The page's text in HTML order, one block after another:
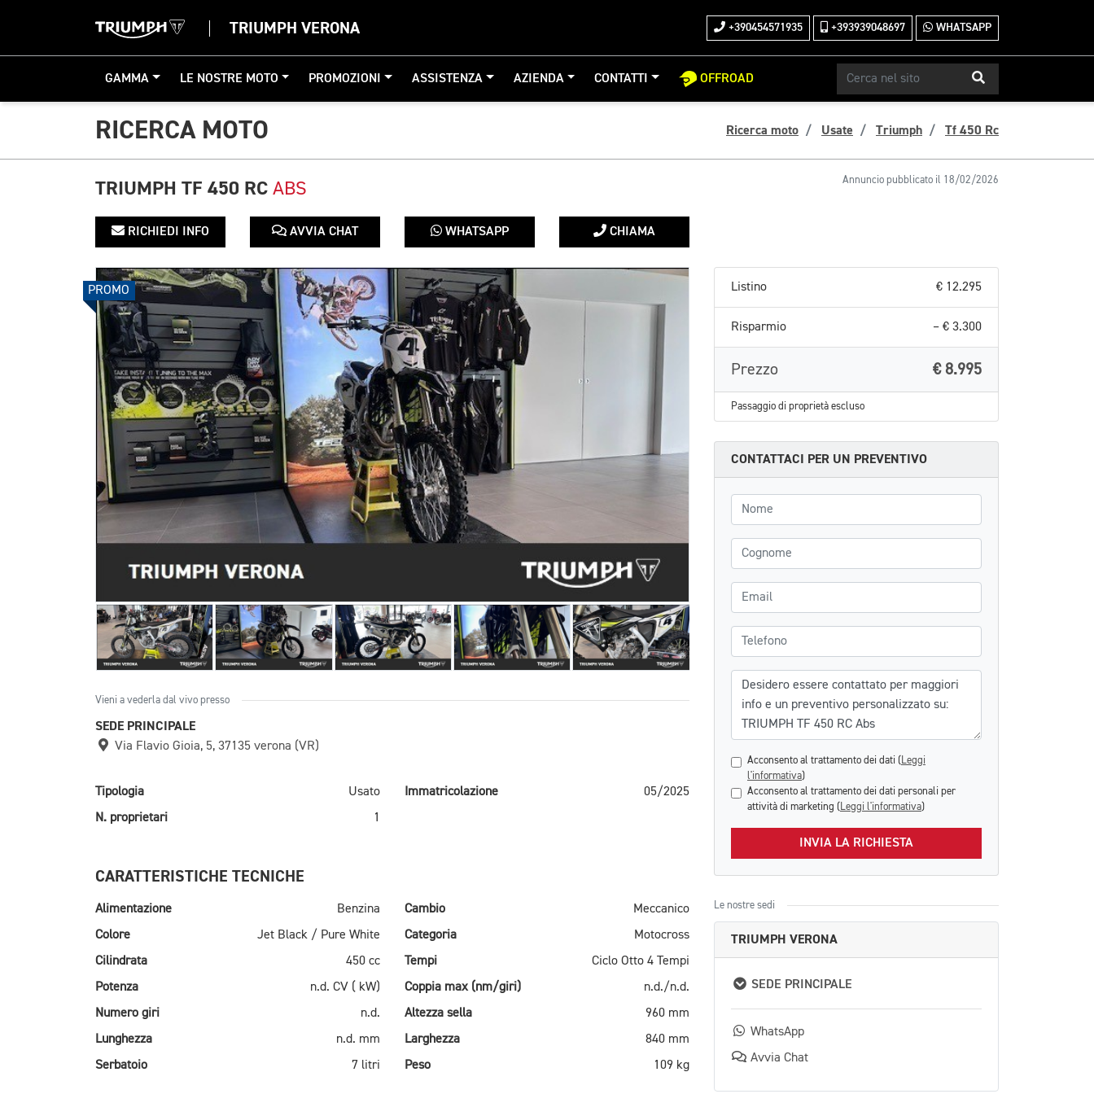
TRIUMPH VERONA +390454571935 +393939048697 WHATSAPP
GAMMA LE NOSTRE MOTO PROMOZIONI ASSISTENZA AZIENDA CONTATTI OFFROAD
RICERCA MOTO Ricerca moto Usate Triumph Tf 450 Rc
Annuncio pubblicato il 18/02/2026
TRIUMPH TF 450 RC ABS
RICHIEDI INFO AVVIA CHAT WHATSAPP CHIAMA
PROMO
Vieni a vederla dal vivo presso
SEDE PRINCIPALE
Via Flavio Gioia, 5, 37135 verona (VR)
Tipologia Usato Immatricolazione
05/2025
N. proprietari
1
CARATTERISTICHE TECNICHE
Alimentazione Benzina Cambio
Meccanico
Colore
Jet Black / Pure White Categoria
Motocross
Cilindrata
450 cc Tempi
Ciclo Otto 4 Tempi
Potenza
n.d. CV ( kW) Coppia max (nm/giri)
n.d./n.d.
Numero giri
n.d. Altezza sella
960 mm
Lunghezza
n.d. mm Larghezza
840 mm
Serbatoio
7 litri Peso 109 kg
Listino € 12.295
Risparmio – € 3.300
Prezzo € 8.995
Passaggio di proprietà escluso
CONTATTACI PER UN PREVENTIVO
Nome
Cognome
Email
Telefono
Messaggio
Acconsento al trattamento dei dati ( Leggi
l'informativa)
Acconsento al trattamento dei dati personali per
attività di marketing ( Leggi l'informativa)
INVIA LA RICHIESTA
Le nostre sedi
TRIUMPH VERONA
SEDE PRINCIPALE
WhatsApp
Avvia Chat